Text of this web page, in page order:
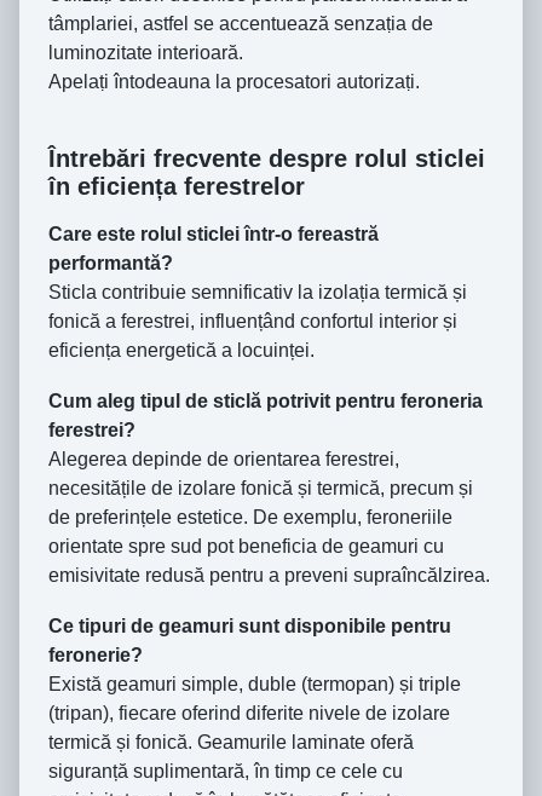
tâmplariei, astfel se accentuează senzaṭia de
luminozitate interioară.
Apelaṭi întodeauna la procesatori autorizaṭi.
Întrebări frecvente despre rolul sticlei
în eficiența ferestrelor
Care este rolul sticlei într-o fereastră
performantă?
Sticla contribuie semnificativ la izolația termică și
fonică a ferestrei, influențând confortul interior și
eficiența energetică a locuinței.
Cum aleg tipul de sticlă potrivit pentru feroneria
ferestrei?
Alegerea depinde de orientarea ferestrei,
necesitățile de izolare fonică și termică, precum și
de preferințele estetice. De exemplu, feroneriile
orientate spre sud pot beneficia de geamuri cu
emisivitate redusă pentru a preveni supraîncălzirea.
Ce tipuri de geamuri sunt disponibile pentru
feronerie?
Există geamuri simple, duble (termopan) și triple
(tripan), fiecare oferind diferite nivele de izolare
termică și fonică. Geamurile laminate oferă
siguranță suplimentară, în timp ce cele cu